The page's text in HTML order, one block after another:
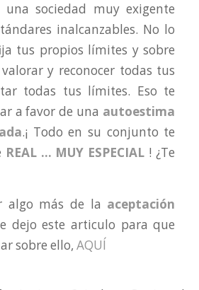
una sociedad muy exigente
inalcanzables. No lo
tus propios límites y sobre
y reconocer todas tus
todas tus límites. Eso te
a favor de una autoestima
.¡ Todo en su conjunto te
REAL … MUY ESPECIAL ! ¿Te
algo más de la aceptación
dejo este articulo para que
sobre ello, AQUÍ